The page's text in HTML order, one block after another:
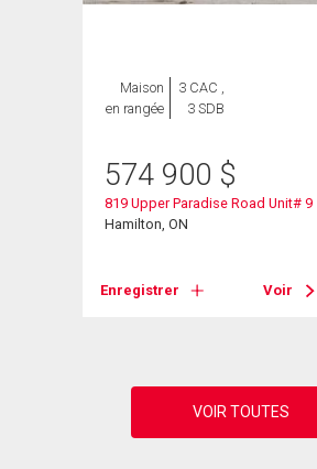
Maison
en rangée
3 CAC ,
3 SDB
574 900 $
819 Upper Paradise Road Unit# 9
Hamilton, ON
Enregistrer Voir